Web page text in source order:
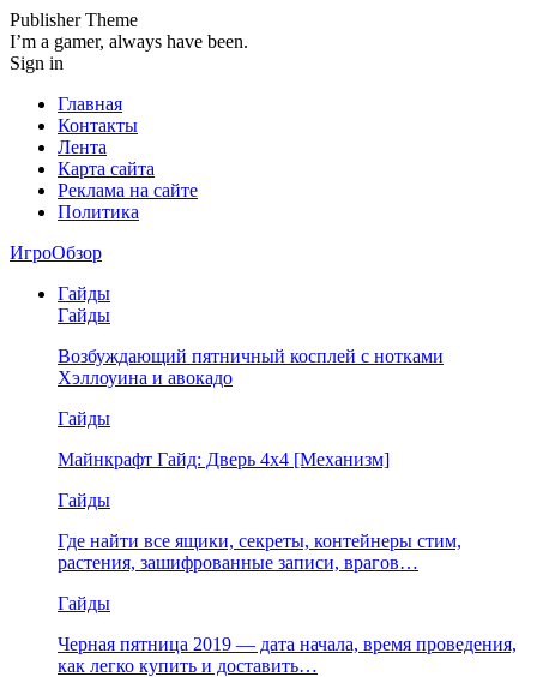
Publisher Theme
I’m a gamer, always have been.
Sign in
Главная
Контакты
Лента
Карта сайта
Реклама на сайте
Политика
ИгроОбзор
Гайды
Гайды
Возбуждающий пятничный косплей с нотками
Хэллоуина и авокадо
Гайды
Майнкрафт Гайд: Дверь 4х4 [Механизм]
Гайды
Где найти все ящики, секреты, контейнеры стим,
растения, зашифрованные записи, врагов…
Гайды
Черная пятница 2019 — дата начала, время проведения,
как легко купить и доставить…